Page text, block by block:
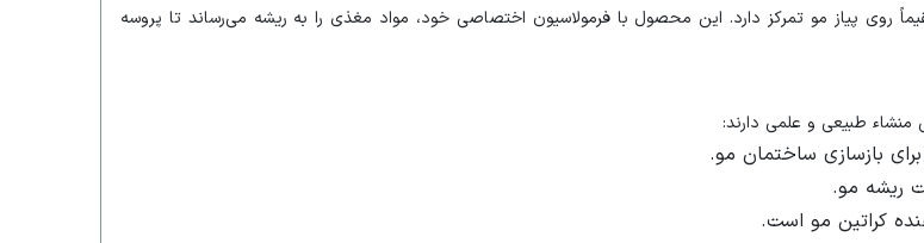
روی پیاز مو تمرکز دارد. این محصول با فرمولاسیون اختصاصی خود، مواد مغذی را به ریشه می‌رساند تا پروسه
منشاء طبیعی و علمی دارند:
بازسازی ساختمان مو.
ریشه مو.
کراتین مو است.